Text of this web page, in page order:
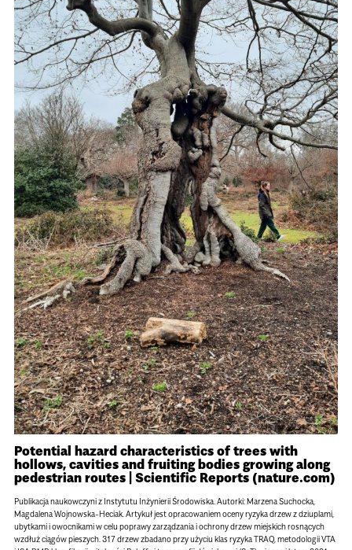
Potential hazard characteristics of trees with
hollows, cavities and fruiting bodies growing along
pedestrian routes | Scientific Reports (nature.com)
Publikacja naukowczyni z Instytutu Inżynierii Środowiska. Autorki: Marzena Suchocka,
Magdalena Wojnowska-Heciak. Artykuł jest opracowaniem oceny ryzyka drzew z dziuplami,
ubytkami i owocnikami w celu poprawy zarządzania i ochrony drzew miejskich rosnących
wzdłuż ciągów pieszych. 317 drzew zbadano przy użyciu klas ryzyka TRAQ, metodologii VTA